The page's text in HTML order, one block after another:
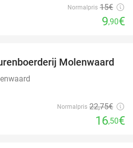
Normalpris 15€
9,90€
27%
Molenwaard
Normalpris 22,75€
16,50€